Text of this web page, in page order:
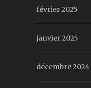
février 2025
janvier 2025
décembre 2024